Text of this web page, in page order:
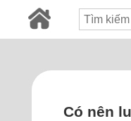
Có nên